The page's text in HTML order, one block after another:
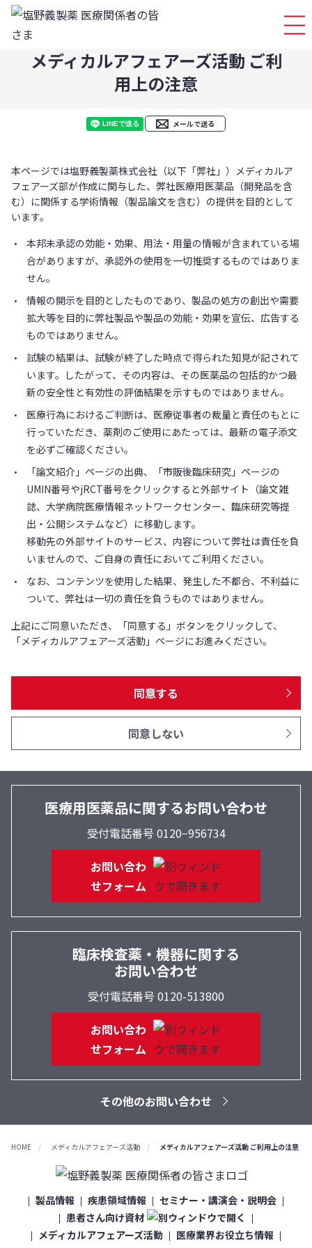
ログ
メディカルアフェアーズ活動 ご利
用上の注意
メールで送る
本ページでは塩野義製薬株式会社（以下「弊社」）メディカルア
フェアーズ部が作成に関与した、弊社医療用医薬品（開発品を含
む）に関係する学術情報（製品論文を含む）の提供を目的として
います。
本邦未承認の効能・効果、用法・用量の情報が含まれている場
合がありますが、承認外の使用を一切推奨するものではありま
せん。
情報の開示を目的としたものであり、製品の処方の創出や需要
拡大等を目的に弊社製品や製品の効能・効果を宣伝、広告する
ものではありません。
試験の結果は、試験が終了した時点で得られた知見が記されて
います。したがって、その内容は、その医薬品の包括的かつ最
新の安全性と有効性の評価結果を示すものではありません。
医療行為におけるご判断は、医療従事者の裁量と責任のもとに
行っていただき、薬剤のご使用にあたっては、最新の電子添文
を必ずご確認ください。
「論文紹介」ページの出典、「市販後臨床研究」ページの
UMIN番号やjRCT番号をクリックすると外部サイト（論文雑
誌、大学病院医療情報ネットワークセンター、臨床研究等提
出・公開システムなど）に移動します。
移動先の外部サイトのサービス、内容について弊社は責任を負
いませんので、ご自身の責任においてご利用ください。
なお、コンテンツを使用した結果、発生した不都合、不利益に
ついて、弊社は一切の責任を負うものではありません。
上記にご同意いただき、「同意する」ボタンをクリックして、
「メディカルアフェアーズ活動」ページにお進みください。
同意する
同意しない
医療用医薬品に関するお問い合わせ
受付電話番号 0120−956734
お問い合わ
せフォーム
臨床検査薬・機器に関する
お問い合わせ
受付電話番号 0120-513800
お問い合わ
せフォーム
その他のお問い合わせ
HOME メディカルアフェアーズ活動 メディカルアフェアーズ活動 ご利用上の注意
製品情報 疾患領域情報
セミナー・講演会・説明会
患者さん向け資材
メディカルアフェアーズ活動
医療業界お役立ち情報